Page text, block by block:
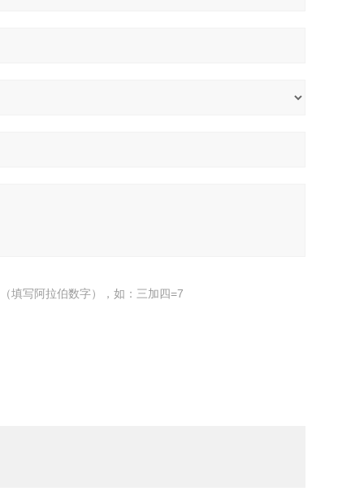
填写阿拉伯数字），如：三加四=7